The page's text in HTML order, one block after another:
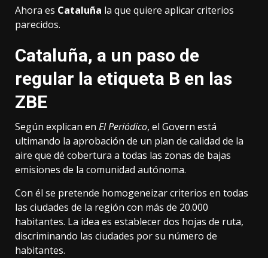
Ahora es Cataluña la que quiere aplicar criterios
parecidos.
Cataluña, a un paso de
regular la etiqueta B en las
ZBE
Según explican en El Periódico, el Govern está
ultimando la aprobación de un plan de calidad de la
aire que dé cobertura a todas las zonas de bajas
emisiones de la comunidad autónoma.
Con él se pretende homogeneizar criterios en todas
las ciudades de la región con más de 20.000
habitantes. La idea es establecer dos hojas de ruta,
discriminando las ciudades por su número de
habitantes.